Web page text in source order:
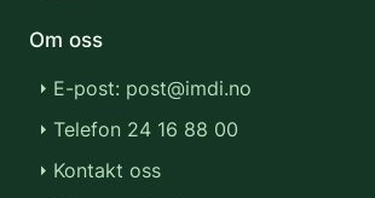
Om oss
E-post: post@imdi.no
Telefon 24 16 88 00
Kontakt oss